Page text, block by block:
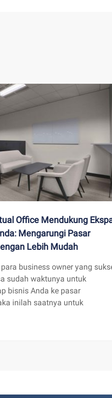
Office Mendukung
Mengarungi Pasar
Lebih Mudah
business owner yang
sudah waktunya untuk
bisnis Anda ke pasar
inilah saatnya untuk